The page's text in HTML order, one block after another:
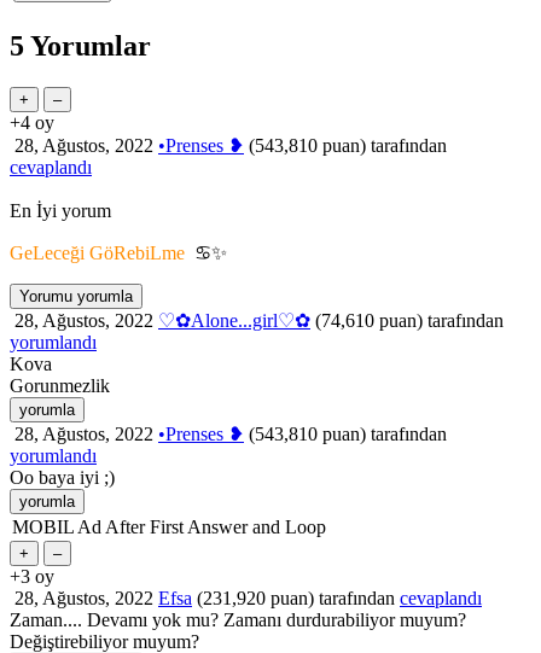
5Yorumlar
+4 oy
28, Ağustos, 2022 •Prenses ❥ (543,810 puan) tarafından
cevaplandı
En İyi yorum
GeLeceği GöRebiLme ♋✨
28, Ağustos, 2022 ♡✿Alone...girl♡✿ (74,610 puan) tarafından
yorumlandı
Kova
Gorunmezlik
28, Ağustos, 2022 •Prenses ❥ (543,810 puan) tarafından
yorumlandı
Oo baya iyi ;)
MOBIL Ad After First Answer and Loop
+3 oy
28, Ağustos, 2022 Efsa (231,920 puan) tarafından cevaplandı
Zaman.... Devamı yok mu? Zamanı durdurabiliyor muyum?
Değiştirebiliyor muyum?